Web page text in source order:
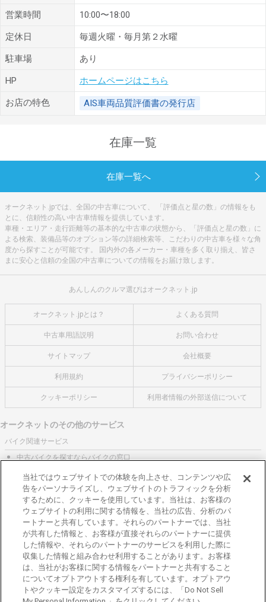
営業時間 10:00〜18:00
定休日 毎週火曜・毎月第２水曜
駐車場 あり
HP ホームページはこちら
お店の特色 AIS車両品質評価書の発行店
在庫一覧
在庫一覧へ
オークネット.jpでは、全国の中古車について、 「評価点と星の数」の情報をも
とに、信頼性の高い中古車情報を提供しています。
車種・エリア・走行距離等の基本的な中古車の状態から、「評価点と星の数」に
よる検索、装備品等のオプション等の詳細検索等、こだわりの中古車を様々な角
度から探すことが可能です。 国内外の各メーカー・車種を多く取り揃え、皆さ
まに安心と信頼の全国の中古車についての情報をお届け致します。
あんしんのクルマ選びはオークネット.jp
オークネット.jpとは？ よくある質問
中古車用語説明 お問い合わせ
サイトマップ 会社概要
利用規約 プライバシーポリシー
クッキーポリシー 利用者情報の外部送信について
オークネットのその他のサービス
バイク関連サービス
中古バイクを探すならバイクの窓口
レンタルバイクに乗るならモトオークレンタルバイク
ブランド関連サービス
ブランド品の買取はギャラリーレア
東京都公安委員会許可 第301001105434号
株式会社オークネット
© 2007‐ AUCNET INC.
加盟店専用ページはこちら
当社ではウェブサイトでの体験を向上させ、コンテンツや広
告をパーソナライズし、ウェブサイトのトラフィックを分析
するために、クッキーを使用しています。当社は、お客様の
ウェブサイトの利用に関する情報を、当社の広告、分析のパ
ートナーと共有しています。それらのパートナーでは、当社
が共有した情報と、お客様が直接それらのパートナーに提供
した情報や、それらのパートナーのサービスを利用した際に
収集した情報と組み合わせ利用することがあります。お客様
は、当社がお客様に関する情報をパートナーと共有すること
についてオプトアウトする権利を有しています。オプトアウ
トやクッキー設定をカスタマイズするには、「Do Not Sell